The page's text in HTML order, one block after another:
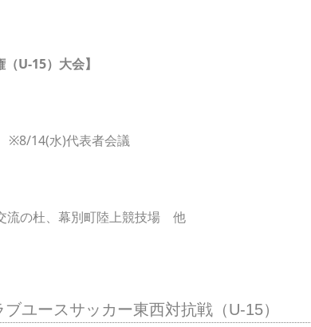
U-15）大会】
※8/14(水)代表者会議
流の杜、幕別町陸上競技場 他
ブユースサッカー東西対抗戦（U-15）